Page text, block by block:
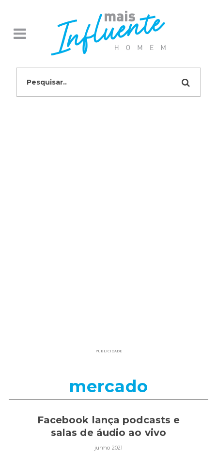
PUBLICIDADE
mercado
Facebook lança podcasts e
salas de áudio ao vivo
junho 2021